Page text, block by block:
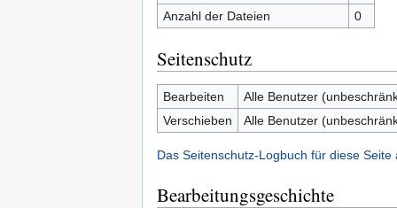
Anzahl der Dateien
0
Seitenschutz
Bearbeiten
Alle Benutzer
Verschieben
Alle Benutzer
Das Seitenschutz-Logbuch für diese Seite
Bearbeitungsgeschichte